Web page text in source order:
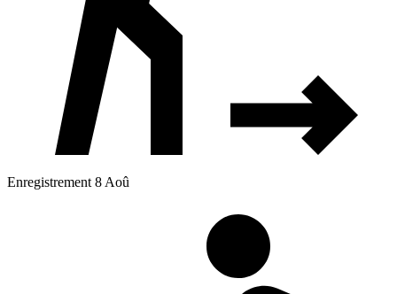
Enregistrement 8 Aoû